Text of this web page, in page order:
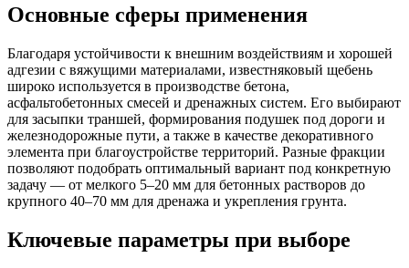
Основные сферы применения
Благодаря устойчивости к внешним воздействиям и хорошей
адгезии с вяжущими материалами, известняковый щебень
широко используется в производстве бетона,
асфальтобетонных смесей и дренажных систем. Его выбирают
для засыпки траншей, формирования подушек под дороги и
железнодорожные пути, а также в качестве декоративного
элемента при благоустройстве территорий. Разные фракции
позволяют подобрать оптимальный вариант под конкретную
задачу — от мелкого 5–20 мм для бетонных растворов до
крупного 40–70 мм для дренажа и укрепления грунта.
Ключевые параметры при выборе